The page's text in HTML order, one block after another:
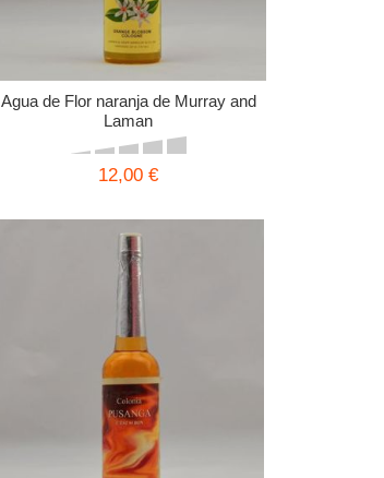
Agua de Flor naranja de Murray and
Laman
12,00 €